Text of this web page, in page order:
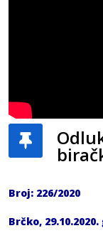
Broj: 226/2020
Brčko,